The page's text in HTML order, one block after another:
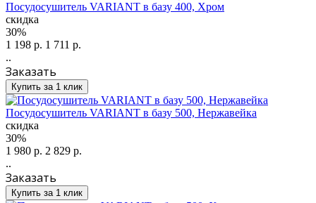
Посудосушитель VARIANT в базу 400, Хром
скидка
30%
1 198 р. 1 711 р.
..
Заказать
Купить за 1 клик
Посудосушитель VARIANT в базу 500, Нержавейка
скидка
30%
1 980 р. 2 829 р.
..
Заказать
Купить за 1 клик